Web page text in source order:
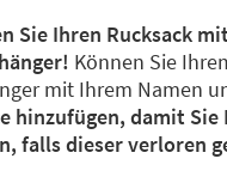
Sie Ihren Rucksack
Können Sie
mit Ihrem Namen
hinzufügen, damit Sie
falls dieser verloren